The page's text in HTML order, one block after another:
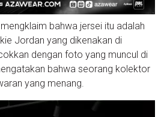
bahwa jersei itu adalah
Jordan yang dikenakan di
dengan foto yang muncul di
bahwa seorang kolektor
yang menang.